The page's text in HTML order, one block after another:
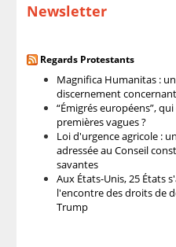
Newsletter
Regards Protestants
Magnifica Humanitas :
discernement concernant
“Émigrés européens”,
premières vagues ?
Loi d'urgence agricole :
adressée au Conseil
savantes
Aux États-Unis, 25 États
l'encontre des droits de
Trump